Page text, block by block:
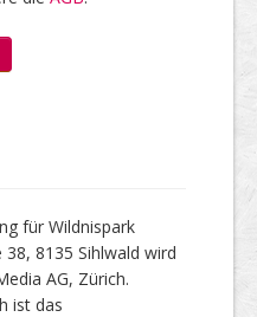
für Wildnispark
8135 Sihlwald wird
AG, Zürich.
ist das